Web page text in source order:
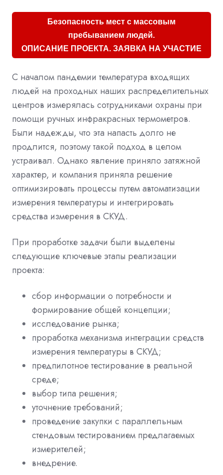
Безопасность мест с массовым
пребыванием людей.
ОПИСАНИЕ ПРОЕКТА. ЗАЯВКА НА УЧАСТИЕ
С началом пандемии температура входящих
людей на проходных наших распределительных
центров измерялась сотрудниками охраны при
помощи ручных инфракрасных термометров.
Были надежды, что эта напасть долго не
продлится, поэтому такой подход в целом
устраивал. Однако явление приняло затяжной
характер, и компания приняла решение
оптимизировать процессы путем автоматизации
измерения температуры и интегрировать
средства измерения в СКУД.
При проработке задачи были выделены
следующие ключевые этапы реализации
проекта:
сбор информации о потребности и
формирование общей концепции;
исследование рынка;
проработка механизма интеграции средств
измерения температуры в СКУД;
предпилотное тестирование в реальной
среде;
выбор типа решения;
уточнение требований;
проведение закупки с параллельным
стендовым тестированием предлагаемых
измерителей;
внедрение.